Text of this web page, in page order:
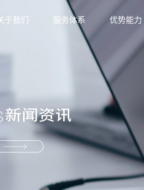
于我们 服务体系 优势能力
信息科技
服务网络
资源优势
解决方案